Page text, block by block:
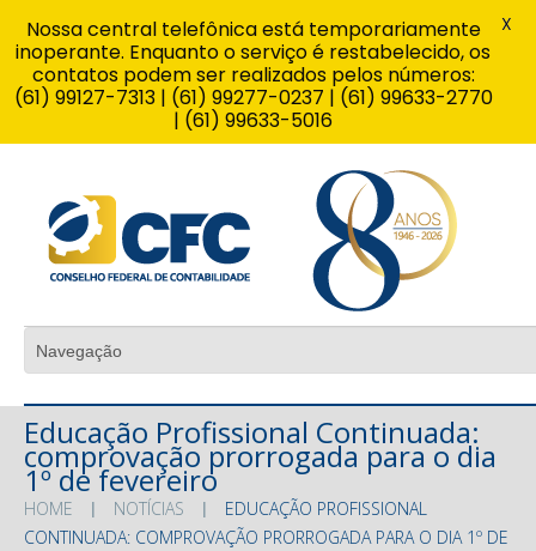
Educação Profissional Continuada:
comprovação prorrogada para o dia
1º de fevereiro
HOME NOTÍCIAS
EDUCAÇÃO PROFISSIONAL
CONTINUADA: COMPROVAÇÃO PRORROGADA PARA O DIA 1º DE
Nossa central telefônica está temporariamente
inoperante. Enquanto o serviço é restabelecido, os
contatos podem ser realizados pelos números:
(61) 99127-7313 | (61) 99277-0237 | (61) 99633-2770
| (61) 99633-5016
X